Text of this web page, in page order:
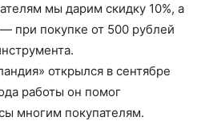
мы дарим скидку 10%, а
при покупке от 500 рублей
открылся в сентябре
работы он помог
многим покупателям.